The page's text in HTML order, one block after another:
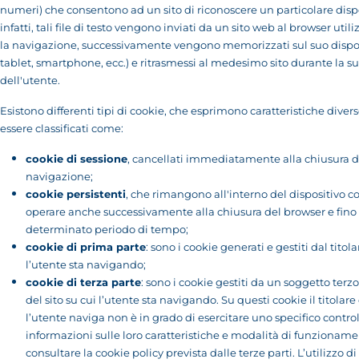
numeri) che consentono ad un sito di riconoscere un particolare
infatti, tali file di testo vengono inviati da un sito web al browser
la navigazione, successivamente vengono memorizzati sul suo
tablet, smartphone, ecc.) e ritrasmessi al medesimo sito durante la
dell'utente.
Esistono differenti tipi di cookie, che esprimono caratteristiche
essere classificati come:
cookie di sessione, cancellati immediatamente alla chiusura
navigazione;
cookie persistenti, che rimangono all'interno del dispositivo
operare anche successivamente alla chiusura del browser e
determinato periodo di tempo;
cookie di prima parte: sono i cookie generati e gestiti dal
l’utente sta navigando;
cookie di terza parte: sono i cookie gestiti da un soggetto
del sito su cui l’utente sta navigando. Su questi cookie il titolare
l’utente naviga non è in grado di esercitare uno specifico
informazioni sulle loro caratteristiche e modalità di
consultare la cookie policy prevista dalle terze parti. L’utilizzo